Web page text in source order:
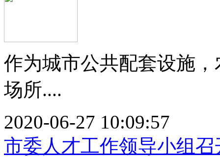
作为城市公共配套设施
场所....
2020-06-27 10:09:57
市委人才工作领导小组